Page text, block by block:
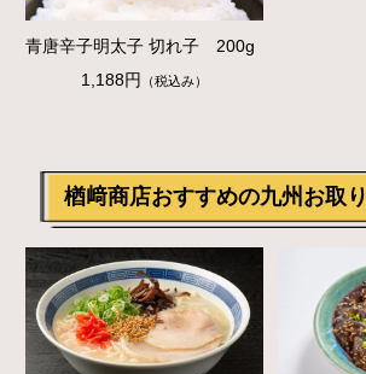
青唐辛子明太子 切れ子 200g
1,188円
（税込み）
楢﨑商店おすすめの九州お取